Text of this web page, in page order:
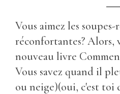
Vous aimez les
réconfortantes? Alors,
nouveau livre
Vous savez quand il
ou neige)(oui, c'est toi